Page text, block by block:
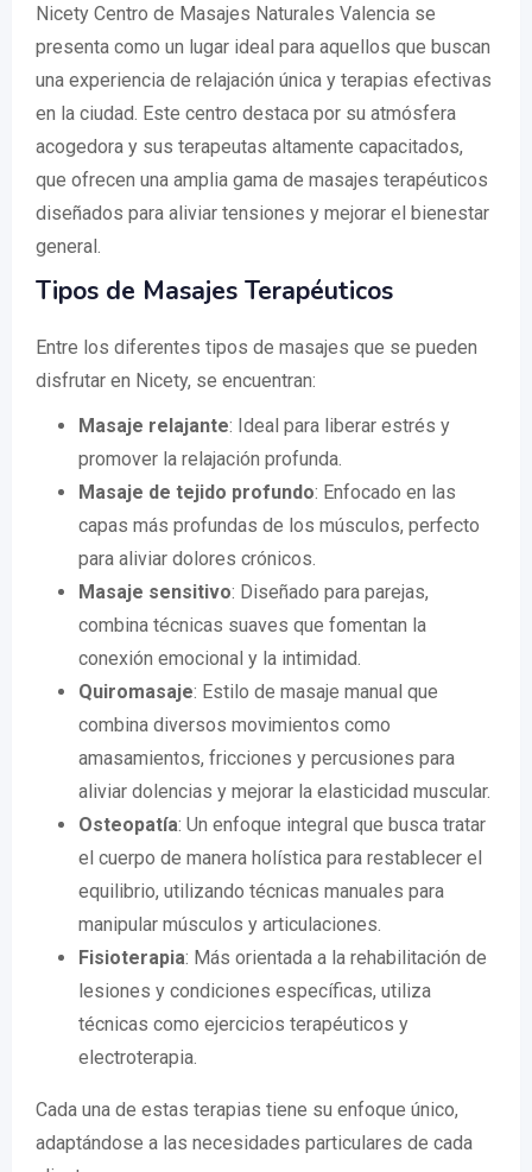
Nicety Centro de Masajes Naturales Valencia se
presenta como un lugar ideal para aquellos que buscan
una experiencia de relajación única y terapias efectivas
en la ciudad. Este centro destaca por su atmósfera
acogedora y sus terapeutas altamente capacitados,
que ofrecen una amplia gama de masajes terapéuticos
diseñados para aliviar tensiones y mejorar el bienestar
general.
Tipos de Masajes Terapéuticos
Entre los diferentes tipos de masajes que se pueden
disfrutar en Nicety, se encuentran:
Masaje relajante: Ideal para liberar estrés y
promover la relajación profunda.
Masaje de tejido profundo: Enfocado en las
capas más profundas de los músculos, perfecto
para aliviar dolores crónicos.
Masaje sensitivo: Diseñado para parejas,
combina técnicas suaves que fomentan la
conexión emocional y la intimidad.
Quiromasaje: Estilo de masaje manual que
combina diversos movimientos como
amasamientos, fricciones y percusiones para
aliviar dolencias y mejorar la elasticidad muscular.
Osteopatía: Un enfoque integral que busca tratar
el cuerpo de manera holística para restablecer el
equilibrio, utilizando técnicas manuales para
manipular músculos y articulaciones.
Fisioterapia: Más orientada a la rehabilitación de
lesiones y condiciones específicas, utiliza
técnicas como ejercicios terapéuticos y
electroterapia.
Cada una de estas terapias tiene su enfoque único,
adaptándose a las necesidades particulares de cada